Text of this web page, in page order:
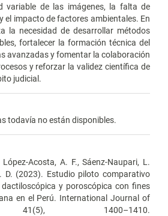
variable de las imágenes, la falta de
el impacto de factores ambientales. En
la necesidad de desarrollar métodos
fortalecer la formación técnica del
avanzadas y fomentar la colaboración
y reforzar la validez científica de
judicial.
todavía no están disponibles.
Acosta, A. F., Sáenz-Naupari, L.
D. (2023). Estudio piloto comparativo
y poroscópica con fines
en el Perú. International Journal of
41(5), 1400–1410.